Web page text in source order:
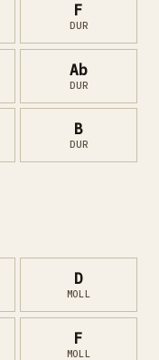
F
DUR
Ab
DUR
B
DUR
D
MOLL
F
MOLL